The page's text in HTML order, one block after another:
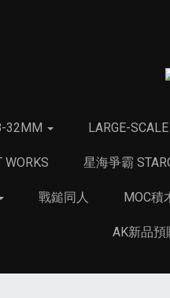
32MM LARGE-SCALE
WORKS 星海爭霸
戰鎚同人 MOC積
AK新品